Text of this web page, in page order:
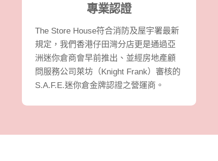
專業認證
The Store House符合消防及屋宇署最新
規定，我們香港仔田灣分店更是通過亞
洲迷你倉商會早前推出、並經房地產顧
問服務公司萊坊（Knight Frank）審核的
S.A.F.E.迷你倉金牌認證之營運商。